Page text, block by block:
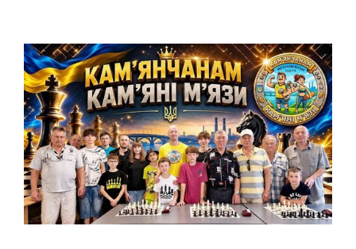
АВІАСПОРТ
ВЕЛОСПОРТ
СТРІЛЬБА КУЛЬОВА
СТРІЛЬБА З ЛУКА
ФЕХТУВАННЯ ІСТОРИЧНЕ
СУДНОМОДЕЛІЗМ
СИЛОВІ ВИДИ
ВАЖКА АТЛЕТИКА